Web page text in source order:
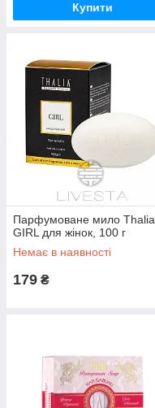
Купити
Парфумоване мило Thalia
GIRL для жінок, 100 г
Немає в наявності
179 ₴